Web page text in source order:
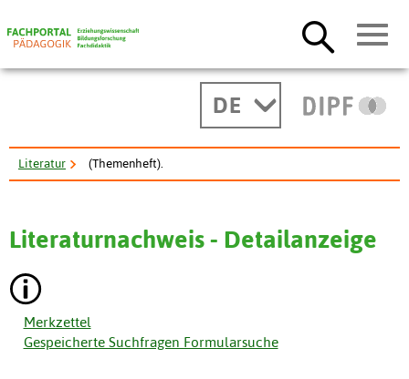
DE
Literatur (Themenheft).
Literaturnachweis - Detailanzeige
Merkzettel
Gespeicherte Suchfragen Formularsuche